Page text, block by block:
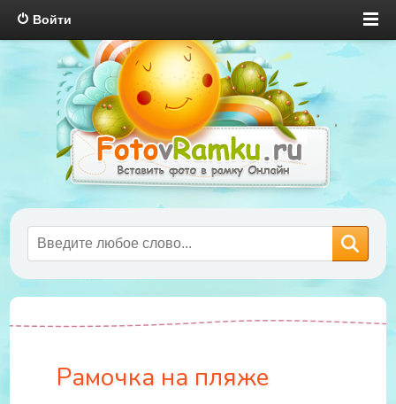
Войти
Рамочка на пляже